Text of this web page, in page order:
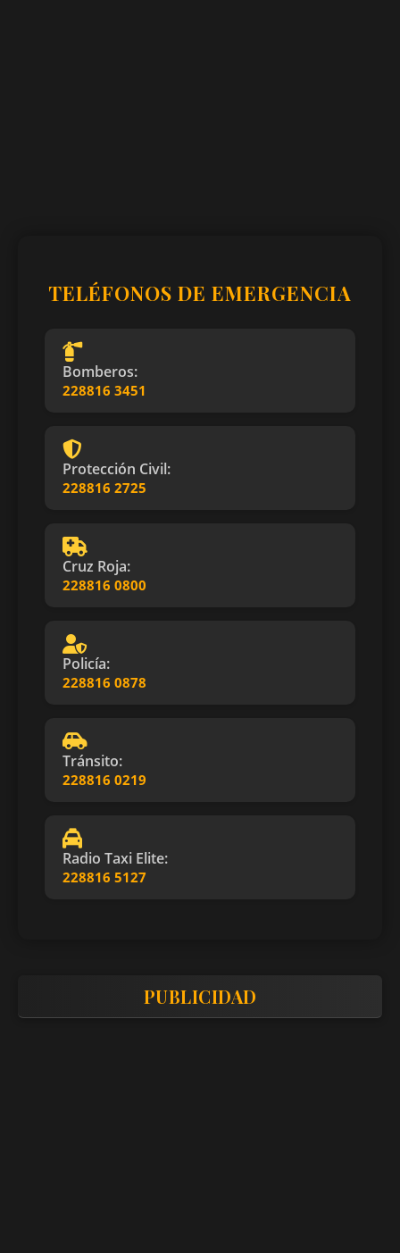
TELÉFONOS DE EMERGENCIA
Bomberos:
228816 3451
Protección Civil:
228816 2725
Cruz Roja:
228816 0800
Policía:
228816 0878
Tránsito:
228816 0219
Radio Taxi Elite:
228816 5127
PUBLICIDAD